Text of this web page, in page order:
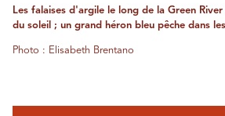
Les falaises d'argile le long de la Green
du soleil ; un grand héron bleu pêche dans
Photo : Elisabeth Brentano